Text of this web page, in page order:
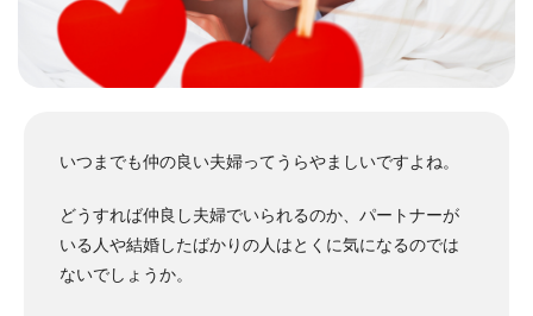
いつまでも仲の良い夫婦ってうらやましいですよね。
どうすれば仲良し夫婦でいられるのか、パートナーが
いる人や結婚したばかりの人はとくに気になるのでは
ないでしょうか。